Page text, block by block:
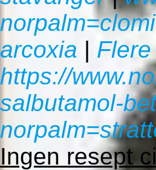
arcoxia |
https://
salbutamol-
Ingen resept